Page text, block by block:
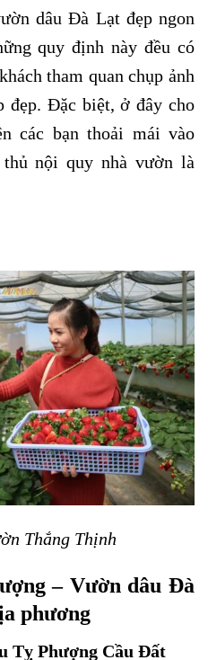
dâu Đà Lạt đẹp ngon
quy định này đều có
tham quan chụp ảnh
đẹp. Đặc biệt, ở đây cho
các bạn thoải mái vào
nội quy nhà vườn là
Thắng Thịnh
– Vườn dâu Đà
phương
Tỵ Phượng Cầu Đất